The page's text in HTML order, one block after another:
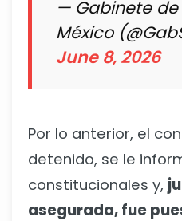
— Gabinete
México
June 8, 2026
Por lo anterior, el
detenido, se le
constitucionales y,
asegurada, fue